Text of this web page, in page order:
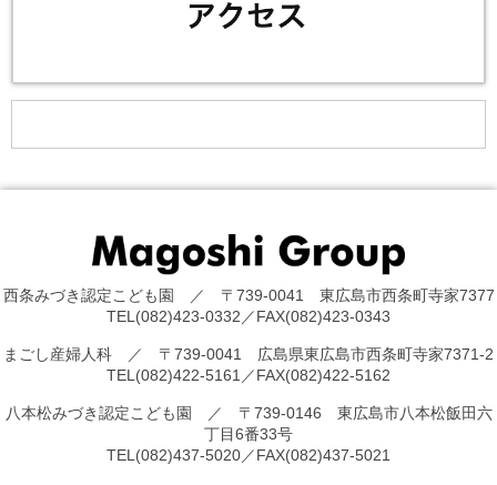
西条みづき認定こども園 ／ 〒739-0041 東広島市西条町寺家7377
TEL(082)423-0332／FAX(082)423-0343
まごし産婦人科 ／ 〒739-0041 広島県東広島市西条町寺家7371-2
TEL(082)422-5161／FAX(082)422-5162
八本松みづき認定こども園 ／ 〒739-0146 東広島市八本松飯田六
丁目6番33号
TEL(082)437-5020／FAX(082)437-5021